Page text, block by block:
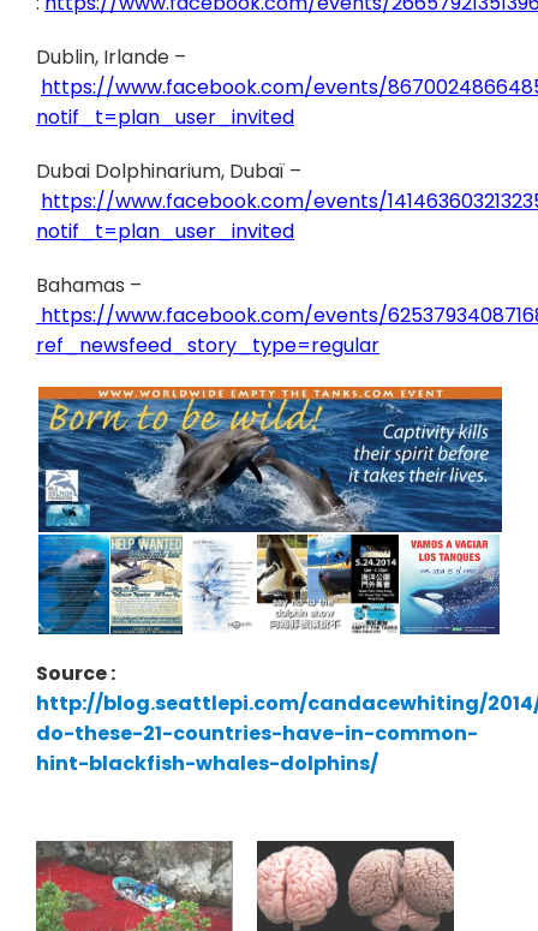
Dublin, Irlande –
https://www.facebook.com/events/
notif_t=plan_user_invited
Dubai Dolphinarium, Dubaï –
https://www.facebook.com/events/
notif_t=plan_user_invited
Bahamas –
https://www.facebook.com/events/
ref_newsfeed_story_type=regular
Source :
http://blog.seattlepi.com/candacewhiting/
do-these-21-countries-have-in-common-
hint-blackfish-whales-dolphins/